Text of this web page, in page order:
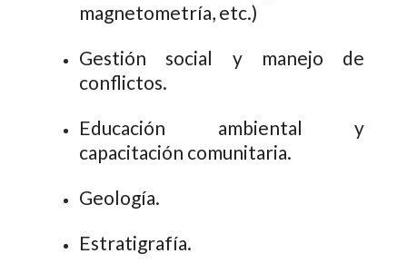
magnetometría, etc.)
Gestión social y manejo de
conflictos.
Educación ambiental y
capacitación comunitaria.
Geología.
Estratigrafía.